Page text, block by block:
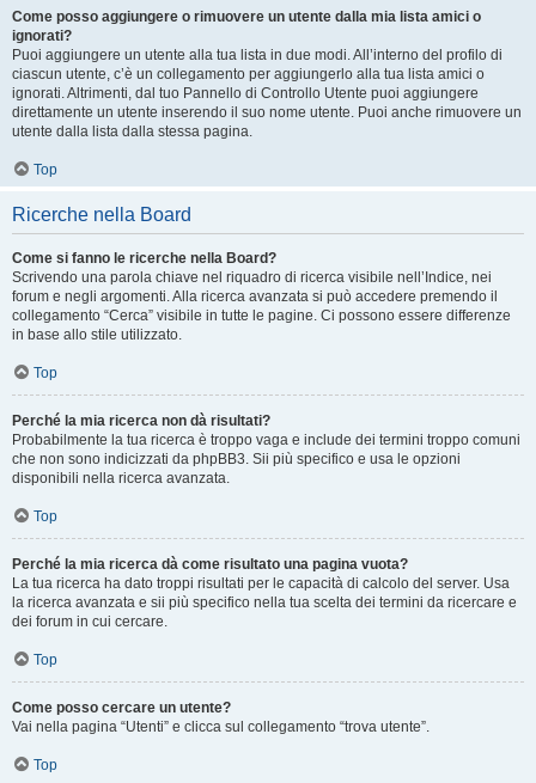
Come posso aggiungere o rimuovere un utente dalla mia lista amici o
ignorati?
Puoi aggiungere un utente alla tua lista in due modi. All’interno del profilo di
ciascun utente, c’è un collegamento per aggiungerlo alla tua lista amici o
ignorati. Altrimenti, dal tuo Pannello di Controllo Utente puoi aggiungere
direttamente un utente inserendo il suo nome utente. Puoi anche rimuovere un
utente dalla lista dalla stessa pagina.
Top
Ricerche nella Board
Come si fanno le ricerche nella Board?
Scrivendo una parola chiave nel riquadro di ricerca visibile nell’Indice, nei
forum e negli argomenti. Alla ricerca avanzata si può accedere premendo il
collegamento “Cerca” visibile in tutte le pagine. Ci possono essere differenze
in base allo stile utilizzato.
Top
Perché la mia ricerca non dà risultati?
Probabilmente la tua ricerca è troppo vaga e include dei termini troppo comuni
che non sono indicizzati da phpBB3. Sii più specifico e usa le opzioni
disponibili nella ricerca avanzata.
Top
Perché la mia ricerca dà come risultato una pagina vuota?
La tua ricerca ha dato troppi risultati per le capacità di calcolo del server. Usa
la ricerca avanzata e sii più specifico nella tua scelta dei termini da ricercare e
dei forum in cui cercare.
Top
Come posso cercare un utente?
Vai nella pagina “Utenti” e clicca sul collegamento “trova utente”.
Top